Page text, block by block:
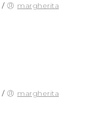
/ margherita
/ margherita